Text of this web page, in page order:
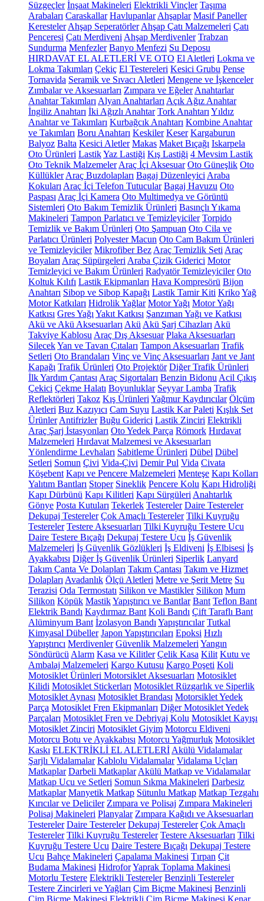
Süzgeçler İnşaat Makineleri Elektrikli Vinçler Taşıma
Arabaları Caraskallar Havlupanlar Ahşaplar Masif Paneller
Keresteler Ahşap Seperatörler Ahşap Çatı Malzemeleri Çatı
Penceresi Çatı Merdiveni Ahşap Merdivenler Trabzan
Sundurma Menfezler Banyo Menfezi Su Deposu
HIRDAVAT EL ALETLERİ VE OTO El Aletleri Lokma ve
Lokma Takımları Çekiç El Testereleri Kesici Grubu Pense
Tornavida Seramik ve Sıvacı Aletleri Mengene ve İşkenceler
Zımbalar ve Aksesuarları Zımpara ve Eğeler Anahtarlar
Anahtar Takımları Alyan Anahtarları Açık Ağız Anahtar
İngiliz Anahtarı İki Ağızlı Anahtar Tork Anahtarı Yıldız
Anahtar ve Takımları Kurbağcık Anahtarı Kombine Anahtar
ve Takımları Boru Anahtarı Keskiler Keser Kargaburun
Balyoz Balta Kesici Aletler Makas Maket Bıçağı Iskarpela
Oto Ürünleri LastikYaz Lastiği Kış Lastiği 4 Mevsim Lastik
Oto Teknik Malzemeler Araç İçi Aksesuar Oto Güneşlik Oto
Küllükler Araç Buzdolapları Bagaj Düzenleyici Araba
Kokuları Araç İçi Telefon Tutucular Bagaj Havuzu Oto
Paspası Araç İçi Kamera Oto Multimedya ve Görüntü
Sistemleri Oto Bakım Temizlik Ürünleri Basınçlı Yıkama
Makineleri Tampon Parlatıcı ve Temizleyiciler Torpido
Temizlik ve Bakım Ürünleri Oto Şampuan Oto Cila ve
Parlatıcı Ürünleri Polyester Macun Oto Cam Bakım Ürünleri
ve Temizleyiciler Mikrofiber Bez Araç Temizlik Seti Araç
Boyaları Araç Süpürgeleri Araba Çizik Giderici Motor
Temizleyici ve Bakım Ürünleri Radyatör Temizleyiciler Oto
Koltuk Kılıfı Lastik Ekipmanları Hava Kompresörü Bijon
Anahtarı Sibop ve Sibop Kapağı Lastik Tamir Kiti KrikoYağ
Motor Katkıları Hidrolik Yağlar Motor Yağı Motor Yağı
Katkısı Gres Yağı Yakıt Katkısı Şanzıman Yağı ve Katkısı
Akü ve Akü Aksesuarları Akü Akü Şarj Cihazları Akü
Takviye Kablosu Araç Dış Aksesuar Plaka Aksesuarları
SilecekYan ve Tavan Çıtaları Tampon Aksesuarları Trafik
Setleri Oto Brandaları Vinç ve Vinç Aksesuarları Jant ve Jant
Kapağı Trafik Ürünleri Oto Projektör Diğer Trafik Ürünleri
İlk Yardım Çantası Araç Sigortaları Benzin Bidonu Acil Çıkış
Çekici Çekme Halatı Boyunluklar Seyyar Lamba Trafik
Reflektörleri Takoz Kış Ürünleri Yağmur Kaydırıcılar Ölçüm
Aletleri Buz Kazıyıcı Cam Suyu Lastik Kar Paleti Kışlık Set
Ürünler Antifrizler Buğu Giderici Lastik Zinciri Elektrikli
Araç Şarj İstasyonları Oto Yedek Parça Römork Hırdavat
Malzemeleri Hırdavat Malzemesi ve Aksesuarları
Yönlendirme Levhaları Sabitleme Ürünleri Dübel Dübel
Setleri Somun Çivi Vida-Çivi Demir Pul Vida Civata
Köşebent Kapı ve Pencere Malzemeleri Menteşe Kapı Kolları
Yalıtım Bantları Stoper Sineklik Pencere Kolu Kapı Hidroliği
Kapı Dürbünü Kapı Kilitleri Kapı Sürgüleri Anahtarlık
Gönye Posta Kutuları Tekerlek Testereler Daire Testereler
Dekupaj Testereler Çok Amaçlı Testereler Tilki Kuyruğu
Testereler Testere Aksesuarları Tilki Kuyruğu Testere Ucu
Daire Testere Bıçağı Dekupaj Testere Ucu İş Güvenlik
Malzemeleri İş Güvenlik Gözlükleri İş Eldiveni İş Elbisesi İş
Ayakkabısı Diğer İş Güvenlik Ürünleri Siperlik Lanyard
Takım Çanta Ve Dolapları Takım Çantası Takım ve Hizmet
Dolapları Avadanlık Ölçü Aletleri Metre ve Şerit Metre Su
Terazisi Oda Termostatı Silikon ve Mastikler Silikon Mum
Silikon Köpük MastikYapıştırıcı ve Bantlar Bant Teflon Bant
Elektrik Bandı Kaydırmaz Bant Koli Bandı Çift Taraflı Bant
Alüminyum Bant İzolasyon Bandı Yapıştırıcılar Tutkal
Kimyasal Dübeller Japon Yapıştırıcıları Epoksi Hızlı
Yapıştırıcı Merdivenler Güvenlik Malzemeleri Yangın
Söndürücü Alarm Kasa ve Kilitler Çelik Kasa Kilit Kutu ve
Ambalaj Malzemeleri Kargo Kutusu Kargo Poşeti Koli
Motosiklet Ürünleri Motorsiklet Aksesuarları Motosiklet
Kilidi Motosiklet Stickerları Motosiklet Rüzgarlık ve Siperlik
Motosiklet Aynası Motosiklet Brandası Motorsiklet Yedek
Parça Motosiklet Fren Ekipmanları Diğer Motosiklet Yedek
Parçaları Motosiklet Fren ve Debriyaj Kolu Motosiklet Kayışı
Motosiklet Zinciri Motosiklet Giyim Motorcu Eldiveni
Motorcu Botu ve Ayakkabısı Motorcu Yağmurluk Motosiklet
Kaskı ELEKTRİKLİ EL ALETLERİ Akülü Vidalamalar
Şarjlı Vidalamalar Kablolu Vidalamalar Vidalama Uçları
Matkaplar Darbeli Matkaplar Akülü Matkap ve Vidalamalar
Matkap Ucu ve Setleri Somun Sıkma Makineleri Darbesiz
Matkaplar Manyetik Matkap Sütunlu Matkap Matkap Tezgahı
Kırıcılar ve Deliciler Zımpara ve Polisaj Zımpara Makineleri
Polisaj Makineleri Planyalar Zımpara Kağıdı ve Aksesuarları
Testereler Daire Testereler Dekupaj Testereler Çok Amaçlı
Testereler Tilki Kuyruğu Testereler Testere Aksesuarları Tilki
Kuyruğu Testere Ucu Daire Testere Bıçağı Dekupaj Testere
Ucu Bahçe Makineleri Çapalama Makinesi Tırpan Çit
Budama Makinesi HidroforYaprak Toplama Makinesi
Motorlu Testere Elektrikli Testereler Benzinli Testereler
Testere Zincirleri ve Yağları Çim Biçme Makinesi Benzinli
Çim Biçme Makinesi Elektrikli Çim Biçme Makinesi Kenar